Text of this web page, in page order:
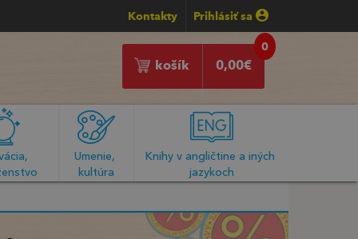
Kontakty Prihlásiť sa
0
0,00€
košík
Umenie,
kultúra
Knihy v angličtine a iných
jazykoch